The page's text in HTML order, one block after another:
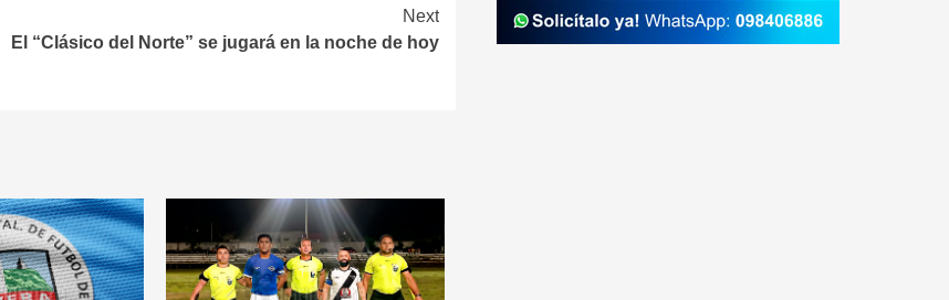
Next
El “Clásico del Norte” se jugará en la noche de hoy